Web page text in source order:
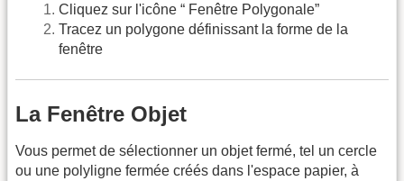
Cliquez sur l'icône “ Fenêtre Polygonale”
Tracez un polygone définissant la forme de la
fenêtre
La Fenêtre Objet
Vous permet de sélectionner un objet fermé, tel un cercle
ou une polyligne fermée créés dans l'espace papier, à